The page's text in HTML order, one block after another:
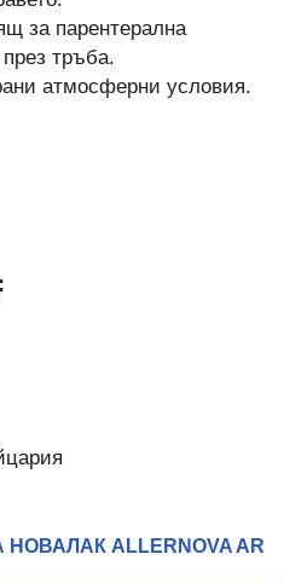
за парентерална
тръба.
атмосферни условия.
ALLERNOVA AR